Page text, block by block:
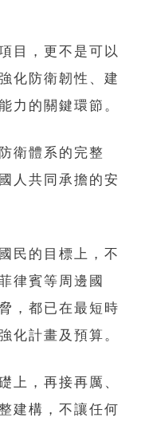
目，更不是可以
化防衛韌性、建
力的關鍵環節。
衛體系的完整
人共同承擔的安
民的目標上，不
律賓等周邊國
，都已在最短時
化計畫及預算。
上，再接再厲、
建構，不讓任何